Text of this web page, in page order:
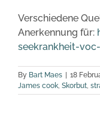
Verschiedene
Anerkennung für:
seekrankheit-
By Bart Maes | 18
James cook Skorbut